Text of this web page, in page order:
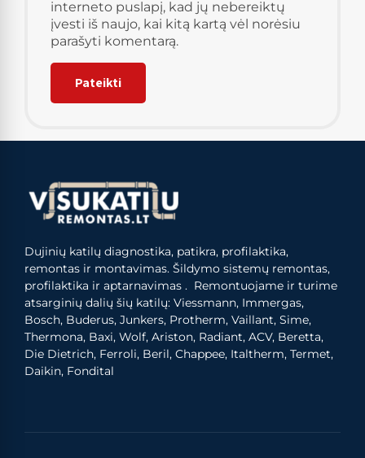
interneto puslapį, kad jų nebereiktų
įvesti iš naujo, kai kitą kartą vėl norėsiu
parašyti komentarą.
Dujinių katilų diagnostika, patikra, profilaktika,
remontas ir montavimas. Šildymo sistemų remontas,
profilaktika ir aptarnavimas . Remontuojame ir turime
atsarginių dalių šių katilų: Viessmann, Immergas,
Bosch, Buderus, Junkers, Protherm, Vaillant, Sime,
Thermona, Baxi, Wolf, Ariston, Radiant, ACV, Beretta,
Die Dietrich, Ferroli, Beril, Chappee, Italtherm, Termet,
Daikin, Fondital